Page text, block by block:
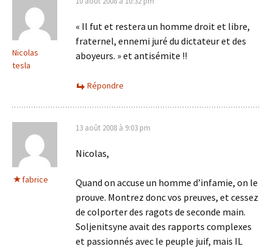
Nicolas
tesla
« Il fut et restera un homme droit et libre,
fraternel, ennemi juré du dictateur et des
aboyeurs. » et antisémite !!
Répondre
fabrice
13 août 2008 à 9:03 pm
Nicolas,
Quand on accuse un homme d’infamie, on le
prouve. Montrez donc vos preuves, et cessez
de colporter des ragots de seconde main.
Soljenitsyne avait des rapports complexes
et passionnés avec le peuple juif, mais IL